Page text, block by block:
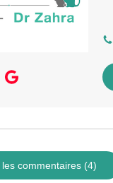
les commentaires (4)